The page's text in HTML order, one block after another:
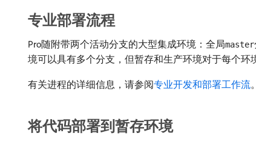
专业部署流程
Pro随附带两个活动分支的大型集成环境：全局master
境可以具有多个分支，但暂存和生产环境对于每个环
有关进程的详细信息，请参阅专业开发和部署工作流。
将代码部署到暂存环境